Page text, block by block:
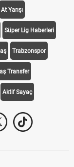
At Yarışı
Süper Lig Haberleri
Trabzonspor
Transfer
Aktif Sayaç